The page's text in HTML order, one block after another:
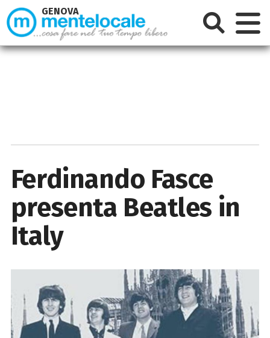
Ferdinando Fasce
presenta Beatles in
Italy
GENOVA